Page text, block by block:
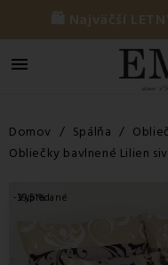
🛍️ Najväčší

Domov Spálňa
Obliečky bavlnené Lilien
-39,51%
Vypredané